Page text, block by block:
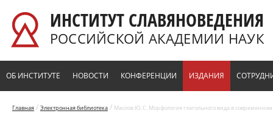
ИНСТИТУТ СЛАВЯНОВЕДЕНИЯ
РОССИЙСКОЙ АКАДЕМИИ НАУК
ОБ ИНСТИТУТЕ НОВОСТИ КОНФЕРЕНЦИИ ИЗДАНИЯ
Главная / Электронная библиотека / Маслов Ю. С. Морфология глагольного вида в